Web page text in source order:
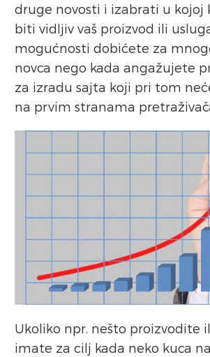
druge novosti i izabrati u kojoj
biti vidljiv vaš proizvod ili
mogućnosti dobićete za
novca nego kada angažujete
za izradu sajta koji pri tom
na prvim stranama
Ukoliko npr. nešto proizvodite
imate za cilj kada neko kuca na